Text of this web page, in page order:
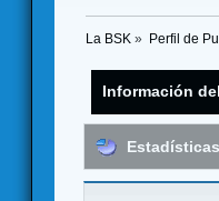
La BSK » Perfil de
Información